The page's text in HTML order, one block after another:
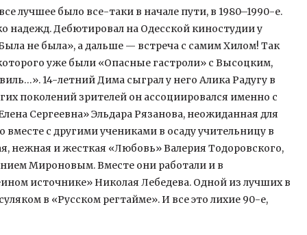
лучшее было все-таки в начале пути, в 1980–1990-е.
надежд. Дебютировал на Одесской киностудии у
не была», а дальше — встреча с самим Хилом! Так
уже были «Опасные гастроли» с Высоцким,
14-летний Дима сыграл у него Алика Радугу в
поколений зрителей он ассоциировался именно с
Сергеевна» Эльдара Рязанова, неожиданная для
с другими учениками в осаду учительницу в
нежная и жесткая «Любовь» Валерия Тодоровского,
Мироновым. Вместе они работали и в
источнике» Николая Лебедева. Одной из лучших в
в «Русском регтайме». И все это лихие 90-е,